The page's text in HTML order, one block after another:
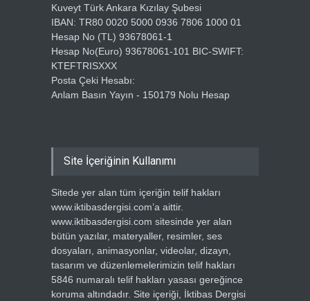
Kuveyt Türk Ankara Kızılay Şubesi
IBAN: TR80 0020 5000 0936 7806 1000 01
Hesap No (TL) 93678061-1
Hesap No(Euro) 93678061-101 BIC-SWIFT:
KTEFTRISXXX
Posta Çeki Hesabı:
Anlam Basın Yayın - 150179 Nolu Hesap
Site İçeriğinin Kullanımı
Sitede yer alan tüm içeriğin telif hakları
www.iktibasdergisi.com’a aittir.
www.iktibasdergisi.com sitesinde yer alan
bütün yazılar, materyaller, resimler, ses
dosyaları, animasyonlar, videolar, dizayn,
tasarım ve düzenlemelerimizin telif hakları
5846 numaralı telif hakları yasası gereğince
koruma altındadır. Site içeriği, İktibas Dergisi